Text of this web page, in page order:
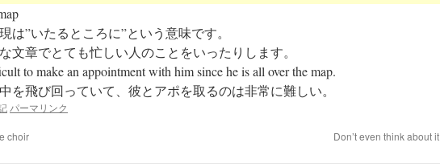
は”いたるところに”という意味です。
文章でとても忙しい人のことをいったりします。
to make an appointment with him since he is all over the map.
を飛び回っていて、彼とアポを取るのは非常に難しい。
パーマリンク
choir Don’t even think about it